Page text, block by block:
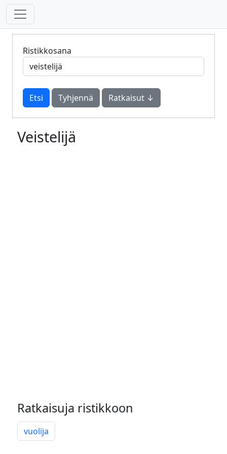
Ristikkosana
Tyhjennä Ratkaisut ↓
Veistelijä
Ratkaisuja ristikkoon
vuolija